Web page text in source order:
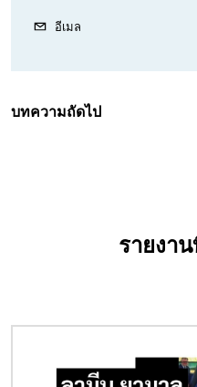
อีเมล
บทความถัดไป
รายงา